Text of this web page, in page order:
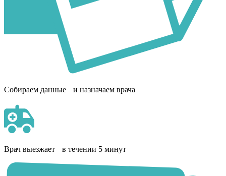
Собираем данные и назначаем врача
Врач выезжает в течении 5 минут